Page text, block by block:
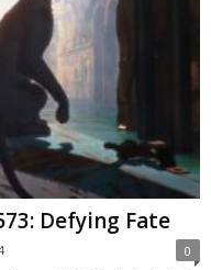
Defying Fate
0